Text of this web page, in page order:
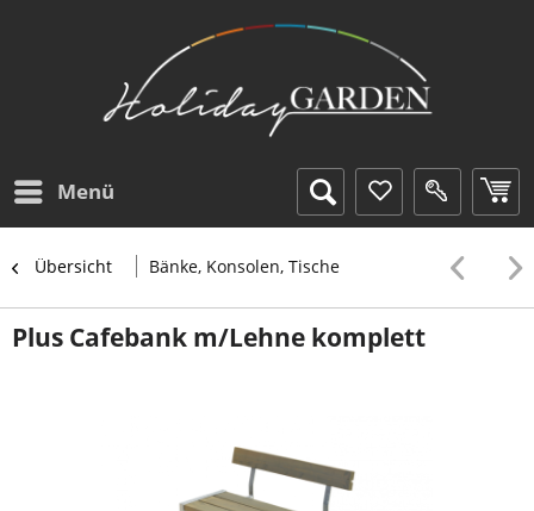
Menü
Übersicht Bänke, Konsolen, Tische
Plus Cafebank m/Lehne komplett